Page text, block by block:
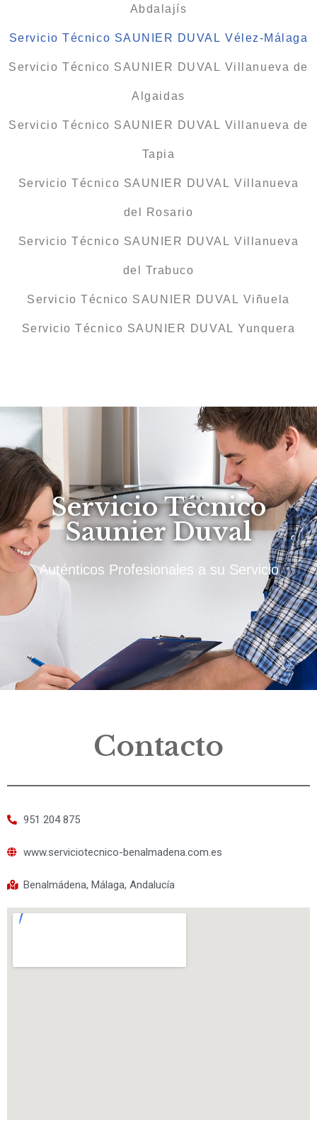
Abdalajís
Servicio Técnico SAUNIER DUVAL Vélez-Málaga
Servicio Técnico SAUNIER DUVAL Villanueva de
Algaidas
Servicio Técnico SAUNIER DUVAL Villanueva de
Tapia
Servicio Técnico SAUNIER DUVAL Villanueva
del Rosario
Servicio Técnico SAUNIER DUVAL Villanueva
del Trabuco
Servicio Técnico SAUNIER DUVAL Viñuela
Servicio Técnico SAUNIER DUVAL Yunquera
Servicio Técnico
Saunier Duval
Auténticos Profesionales a su Servicio
Contacto
951 204 875
www.serviciotecnico-benalmadena.com.es
Benalmádena, Málaga, Andalucía